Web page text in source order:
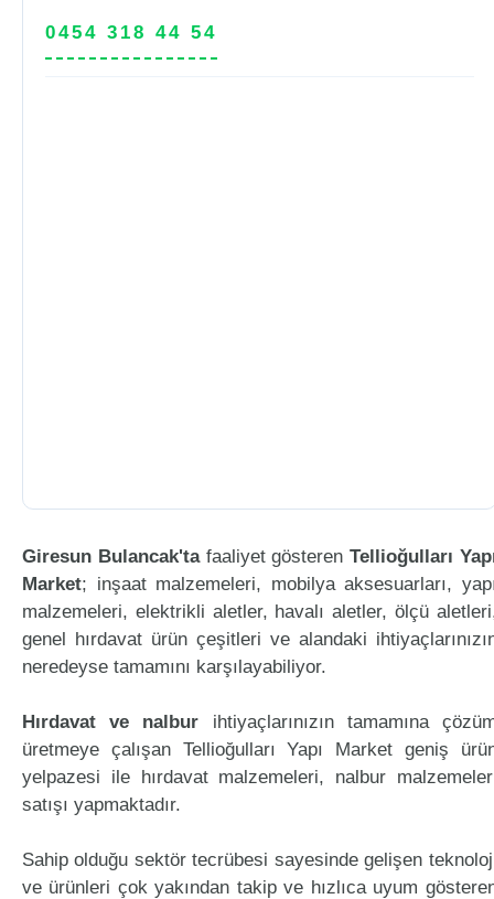
0454 318 44 54
Giresun Bulancak'tafaaliyet gösterenTellioğulları
Market; inşaat malzemeleri, mobilya aksesuarları,
malzemeleri, elektrikli aletler, havalı aletler, ölçü
genel hırdavat ürün çeşitleri ve alandaki
neredeyse tamamını karşılayabiliyor.
Hırdavat ve nalbur ihtiyaçlarınızın tamamına
üretmeye çalışan Tellioğulları Yapı Market geniş
yelpazesi ile hırdavat malzemeleri, nalbur
satışı yapmaktadır.
Sahip olduğu sektör tecrübesi sayesinde gelişen
ve ürünleri çok yakından takip ve hızlıca uyum